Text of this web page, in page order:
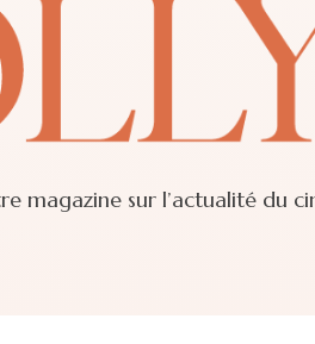
magazine sur l’actualité du